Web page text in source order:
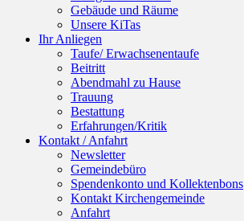
Gebäude und Räume
Unsere KiTas
Ihr Anliegen
Taufe/ Erwachsenentaufe
Beitritt
Abendmahl zu Hause
Trauung
Bestattung
Erfahrungen/Kritik
Kontakt / Anfahrt
Newsletter
Gemeindebüro
Spendenkonto und Kollektenbons
Kontakt Kirchengemeinde
Anfahrt